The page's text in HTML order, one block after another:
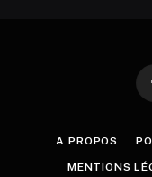
A PROPOS
MENTIONS